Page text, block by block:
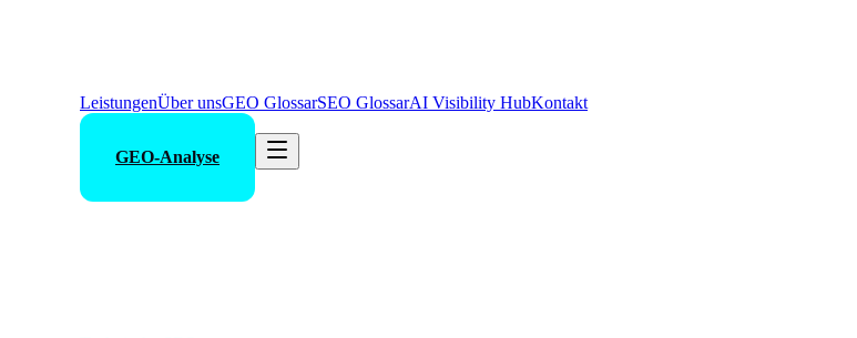
LeistungenÜber unsGEO GlossarSEO GlossarAI Visibility HubKontakt
GEO-Analyse